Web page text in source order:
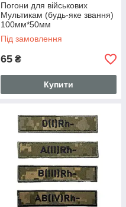
Погони для військових
Мультикам (будь-яке звання)
100мм*50мм
Під замовлення
65 ₴
Купити